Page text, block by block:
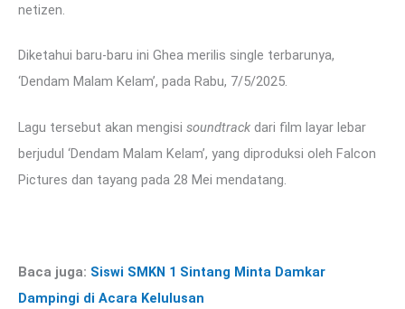
netizen.
Diketahui baru-baru ini Ghea merilis single terbarunya,
‘Dendam Malam Kelam’, pada Rabu, 7/5/2025.
Lagu tersebut akan mengisi soundtrack dari film layar lebar
berjudul ‘Dendam Malam Kelam’, yang diproduksi oleh Falcon
Pictures dan tayang pada 28 Mei mendatang.
Baca juga: Siswi SMKN 1 Sintang Minta Damkar
Dampingi di Acara Kelulusan